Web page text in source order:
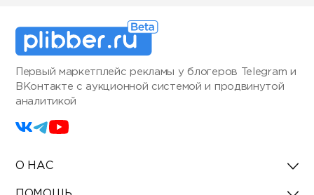
Первый маркетплейс рекламы у блогеров Telegram и
ВКонтакте с аукционной системой и продвинутой
аналитикой
О НАС